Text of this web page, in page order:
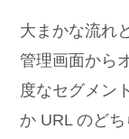
大まかな流れ
管理画面から
度なセグメン
か URL のど